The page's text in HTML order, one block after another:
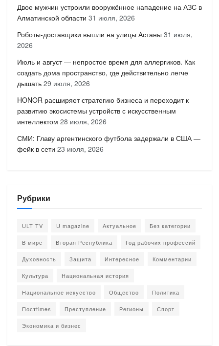
Двое мужчин устроили вооружённое нападение на АЗС в
Алматинской области 31 июля, 2026
Роботы-доставщики вышли на улицы Астаны 31 июля,
2026
Июль и август — непростое время для аллергиков. Как
создать дома пространство, где действительно легче
дышать 29 июля, 2026
HONOR расширяет стратегию бизнеса и переходит к
развитию экосистемы устройств с искусственным
интеллектом 28 июля, 2026
СМИ: Главу аргентинского футбола задержали в США —
фейк в сети 23 июля, 2026
Рубрики
ULT TV U magazine Актуальное Без категории
В мире Вторая Республика Год рабочих профессий
Духовность Защита Интересное Комментарии
Культура Национальная история
Национальное искусство Общество Политика
Постtimes Преступление Регионы Спорт
Экономика и бизнес